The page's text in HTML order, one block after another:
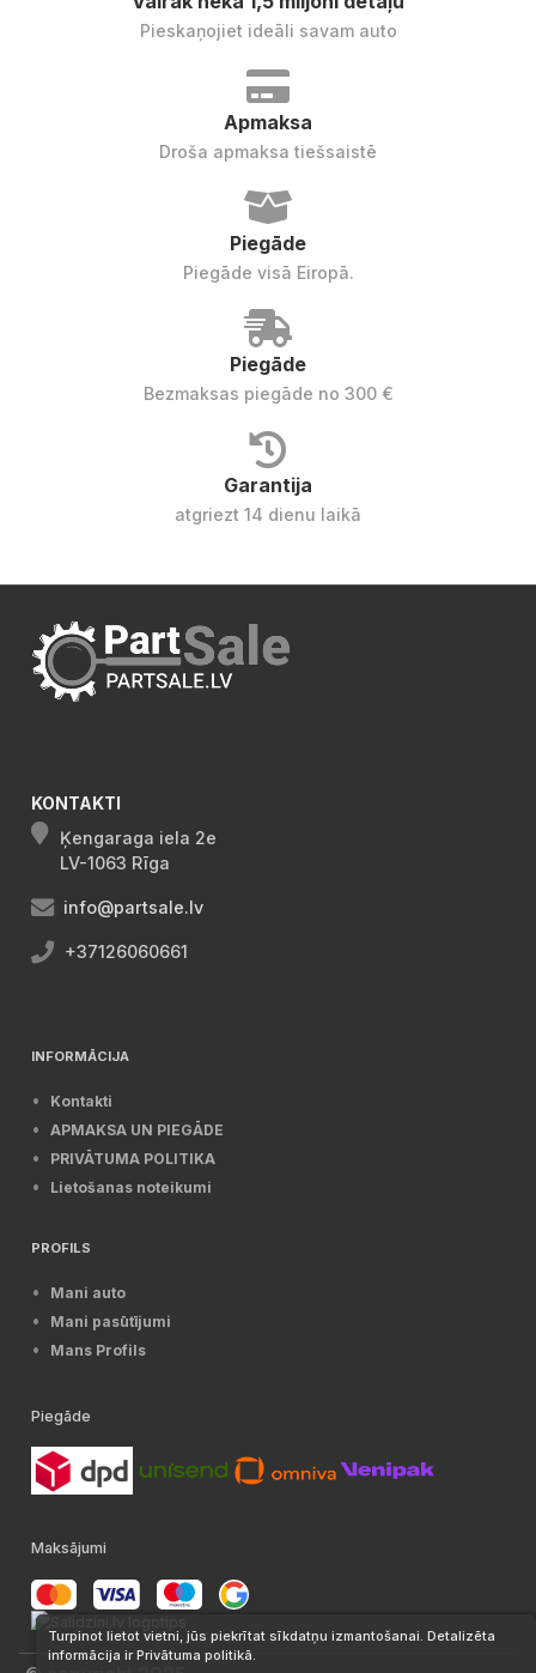
Pieskaņojiet ideāli savam auto
Apmaksa
Droša apmaksa tiešsaistē
Piegāde
Piegāde visā Eiropā.
Piegāde
Bezmaksas piegāde no 300 €
Garantija
atgriezt 14 dienu laikā
KONTAKTI
Ķengaraga iela 2e
LV-1063 Rīga
info@partsale.lv
+37126060661
INFORMĀCIJA
Kontakti
APMAKSA UN PIEGĀDE
PRIVĀTUMA POLITIKA
Lietošanas noteikumi
PROFILS
Mani auto
Mani pasūtījumi
Mans Profils
Piegāde
Maksājumi
Turpinot lietot vietni, jūs piekrītat sīkdatņu izmantošanai. Detalizēta
informācija ir Privātuma politikā.